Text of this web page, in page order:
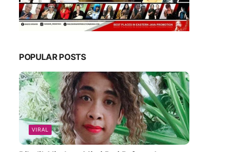
POPULAR POSTS
VIRAL